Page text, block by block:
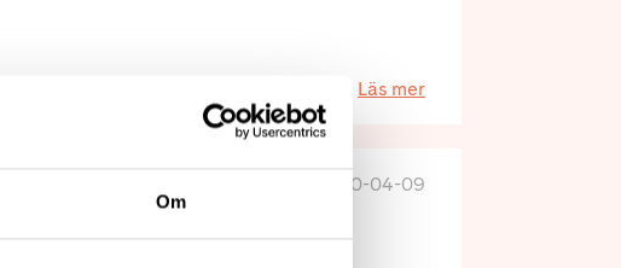
Om
Läs mer
2020-04-09